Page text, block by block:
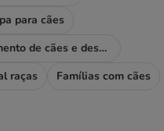
para cães
Adestramento de cães e desporto
raças
Famílias com cães